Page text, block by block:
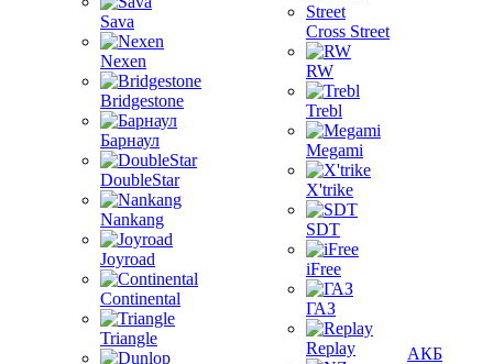
Sava
Nexen
Bridgestone
Барнаул
DoubleStar
Nankang
Joyroad
Continental
Triangle
Cross Street
RW
Trebl
Megami
X'trike
SDT
iFree
ГАЗ
Replay АКБ